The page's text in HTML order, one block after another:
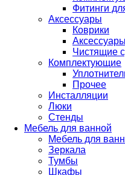
Фитинги
Аксессуары
Коврики
Чистящие
Комплектующие
Прочее
Инсталляции
Люки
Стенды
Мебель для ванной
Мебель для
Зеркала
Тумбы
Шкафы